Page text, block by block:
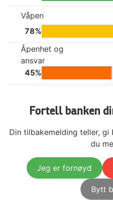
Våpen
78%
Åpenhet og
ansvar
45%
Fortell banken
Din tilbakemelding teller,
du
Jeg er fornøyd
Bytt